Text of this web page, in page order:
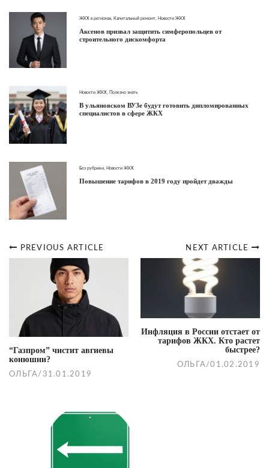
ЖКХ в регионах Капитальный ремонт Новости ЖКХ
Аксенов призвал защитить симферопольцев от
строительного дискомфорта
Новости ЖКХ Полезно знать
В ульяновском ВУЗе будут готовить дипломированных
специалистов в сфере ЖКХ
Без рубрики Новости ЖКХ
Повышение тарифов в 2019 году пройдет дважды
Post
navigation
NEXT ARTICLE
Инфляция в России отстает от
тарифов ЖКХ. Кто растет
быстрее?
ОЛЬГА /01.02.2019
PREVIOUS ARTICLE
“Газпром” чистит авгиевы
конюшни?
ОЛЬГА / 31.01.2019